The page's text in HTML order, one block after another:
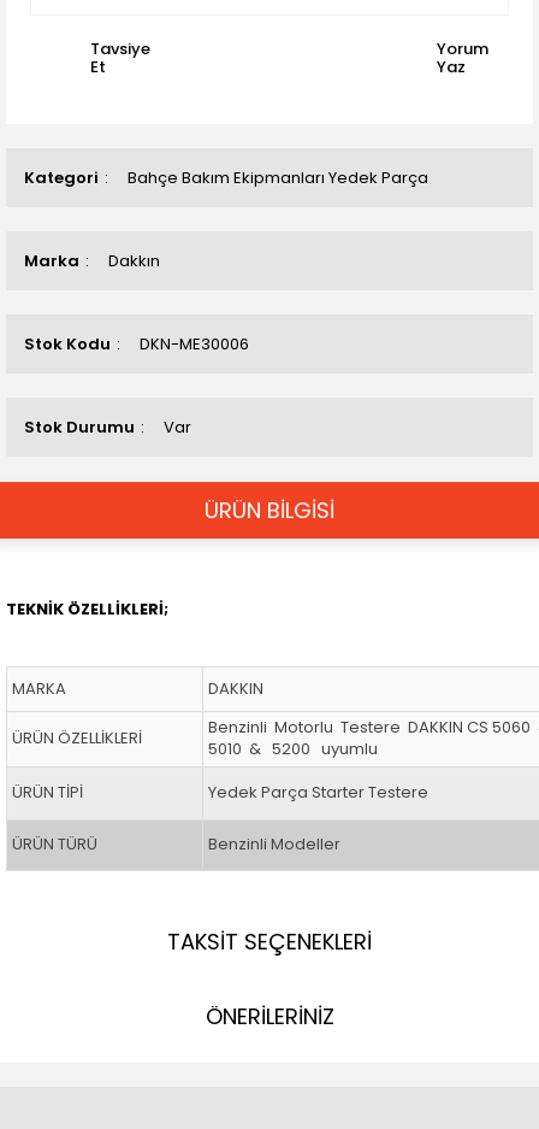
Kategori Bahçe Bakım Ekipmanları Yedek Parça
Marka Dakkın
Stok Kodu DKN-ME30006
Stok Durumu Var
Tavsiye
Et
Yorum
Yaz
ÜRÜN BİLGİSİ
TEKNİK ÖZELLİKLERİ;
MARKA DAKKIN
ÜRÜN ÖZELLİKLERİ
Benzinli Motorlu Testere DAKKIN CS 5060
5010 & 5200 uyumlu
ÜRÜN TİPİ
Yedek Parça Starter Testere
ÜRÜN TÜRÜ Benzinli Modeller
TAKSİT SEÇENEKLERİ
ÖNERİLERİNİZ